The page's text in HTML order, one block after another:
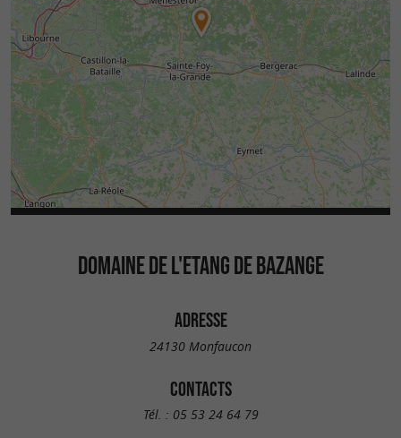
DOMAINE DE L'ETANG DE BAZANGE
ADRESSE
24130 Monfaucon
CONTACTS
Tél. : 05 53 24 64 79